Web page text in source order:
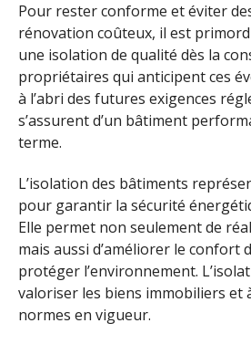
Pour rester conforme et éviter
rénovation coûteux, il est
une isolation de qualité dès la
propriétaires qui anticipent ces
à l’abri des futures exigences
s’assurent d’un bâtiment
terme.
L’isolation des bâtiments
pour garantir la sécurité
Elle permet non seulement de
mais aussi d’améliorer le confort
protéger l’environnement.
valoriser les biens immobiliers et
normes en vigueur.